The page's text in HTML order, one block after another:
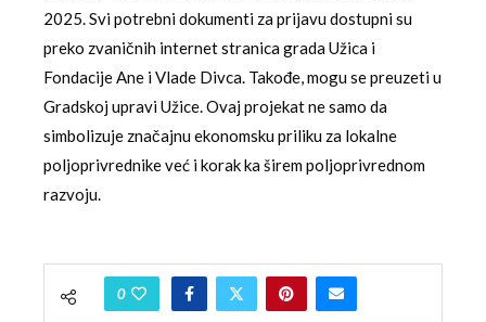
2025. Svi potrebni dokumenti za prijavu dostupni su
preko zvaničnih internet stranica grada Užica i
Fondacije Ane i Vlade Divca. Takođe, mogu se preuzeti u
Gradskoj upravi Užice. Ovaj projekat ne samo da
simbolizuje značajnu ekonomsku priliku za lokalne
poljoprivrednike već i korak ka širem poljoprivrednom
razvoju.
0